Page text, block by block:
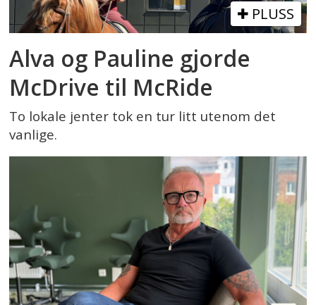
PLUSS
Alva og Pauline gjorde
McDrive til McRide
To lokale jenter tok en tur litt utenom det
vanlige.